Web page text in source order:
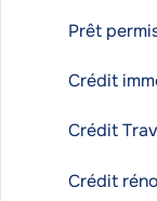
Prêt
Crédit
Crédit
Crédit